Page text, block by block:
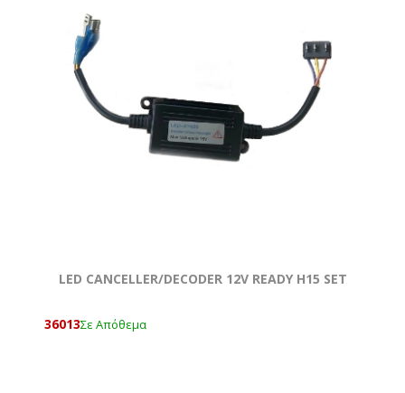
LED CANCELLER/DECODER 12V READY H15 SET
36013Σε Απόθεμα